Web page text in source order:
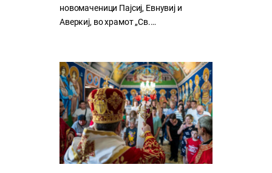
новомаченици Пајсиј, Евнувиј и
Аверкиј, во храмот „Св.…